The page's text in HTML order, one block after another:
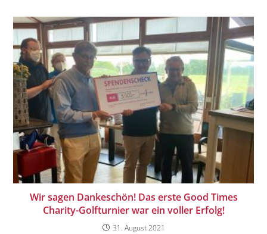
Wir sagen Dankeschön! Das erste Good Times
Charity-Golfturnier war ein voller Erfolg!
31. August 2021